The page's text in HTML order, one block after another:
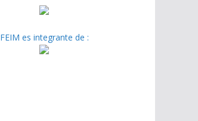
FEIM es integrante de :